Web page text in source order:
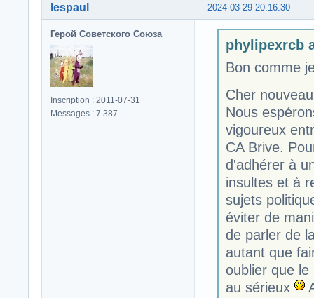
2024-03-29 20:16:30
lespaul
Герой Советского Союза
Inscription : 2011-07-31
Messages : 7 387
phylipexrcb
Bon comme
Cher
Nous
vigoureux
CA Brive.
d'adhérer à
insultes et à
sujets
éviter de
de parler de
autant que
oublier que
au sérieux